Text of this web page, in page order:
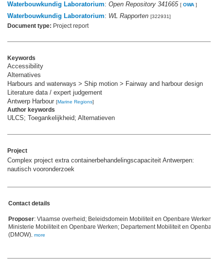
Waterbouwkundig Laboratorium: Open Repository 341665 [ OWA ]
Waterbouwkundig Laboratorium: WL Rapporten [322931]
Document type: Project report
Keywords
Accessibility
Alternatives
Harbours and waterways > Ship motion > Fairway and harbour design
Literature data / expert judgement
Antwerp Harbour [Marine Regions]
Author keywords
ULCS; Toegankelijkheid; Alternatieven
Project
Complex project extra containerbehandelingscapaciteit Antwerpen:
nautisch vooronderzoek
Contact details
Proposer: Vlaamse overheid; Beleidsdomein Mobiliteit en Openbare Werken;
Ministerie Mobiliteit en Openbare Werken; Departement Mobiliteit en
(DMOW), more